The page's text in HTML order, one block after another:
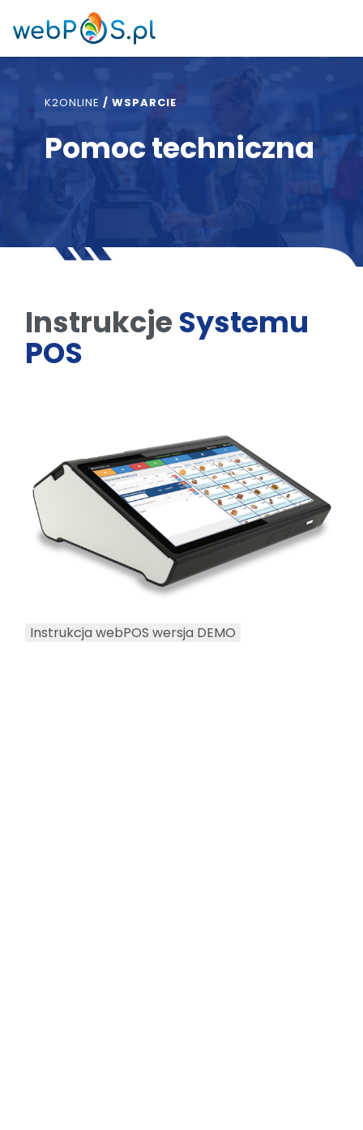
K2ONLINE/WSPARCIE
Pomoc techniczna
Instrukcje Systemu
POS
Instrukcja webPOS wersja DEMO